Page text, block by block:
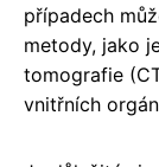
případech
metody, jako
tomografie
vnitřních